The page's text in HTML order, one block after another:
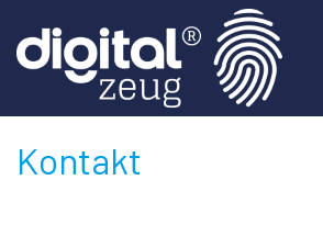
Kontakt